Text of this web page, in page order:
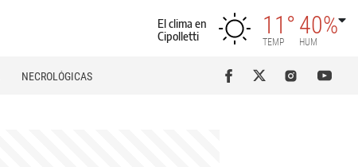
El clima en
Cipolletti
11°
TEMP
40%
HUM
NECROLÓGICAS